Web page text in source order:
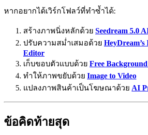
หากอยากได้เวิร์กโฟลว์ที่ทำซ้ำได้:
สร้างภาพนิ่งหลักด้วย Seedream 5.0
ปรับความสม่ำเสมอด้วย HeyDream’s
Editor
เก็บขอบตัวแบบด้วย Free
ทำให้ภาพขยับด้วย Image to Video
แปลงภาพสินค้าเป็นโฆษณาด้วย AI
ข้อคิดท้ายสุด